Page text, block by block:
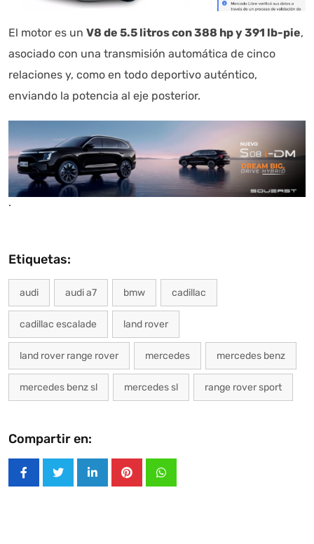
El motor es un V8 de 5.5 litros con 388 hp y 391 lb-pie,
asociado con una transmisión automática de cinco
relaciones y, como en todo deportivo auténtico,
enviando la potencia al eje posterior.
.
Etiquetas:
audi audi a7 bmw cadillac
cadillac escalade land rover
land rover range rover mercedes mercedes benz
mercedes benz sl mercedes sl range rover sport
Compartir en:
LinkedInPinterestWhatsapp